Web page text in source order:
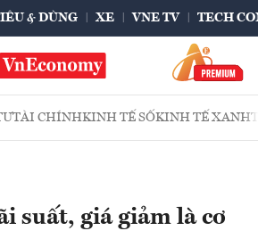
& DÙNG XE VNE TV TECH
TÀI CHÍNHKINH TẾ SỐKINH TẾ XANH
suất, giá giảm là cơ